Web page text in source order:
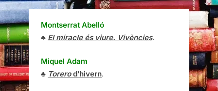
Montserrat Abelló
♣ El miracle és viure. Vivències.
Miquel Adam
♣ Torerod’hivern.